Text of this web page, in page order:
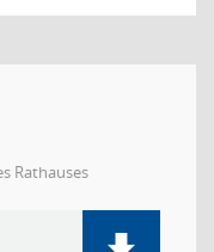
Rathauses